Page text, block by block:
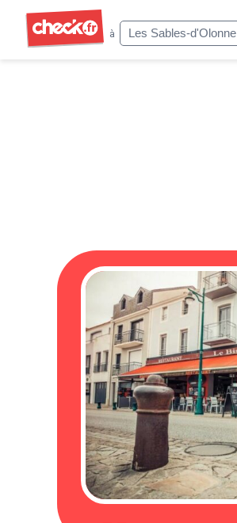
à
Les Sables-d'Olonne